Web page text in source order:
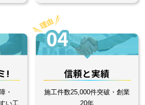
!
・
い工
04
信頼と実績
施工件数25,000件突破・創業
20年